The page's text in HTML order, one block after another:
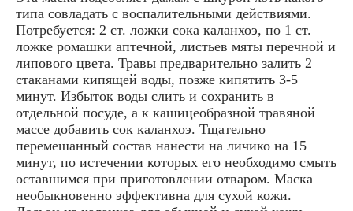
типа совладать с воспалительными действиями.
Потребуется: 2 ст. ложки сока каланхоэ, по 1 ст.
ложке ромашки аптечной, листьев мяты перечной и
липового цвета. Травы предварительно залить 2
стаканами кипящей воды, позже кипятить 3-5
минут. Избыток воды слить и сохранить в
отдельной посуде, а к кашицеобразной травяной
массе добавить сок каланхоэ. Тщательно
перемешанный состав нанести на личико на 15
минут, по истечении которых его необходимо смыть
оставшимся при приготовлении отваром. Маска
необыкновенно эффективна для сухой кожи.